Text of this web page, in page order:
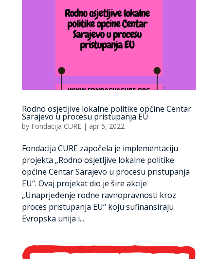
Rodno osjetljive lokalne politike općine Centar
Sarajevo u procesu pristupanja EU
by Fondacija CURE| apr 5, 2022
Fondacija CURE započela je implementaciju
projekta „Rodno osjetljive lokalne politike
općine Centar Sarajevo u procesu pristupanja
EU“. Ovaj projekat dio je šire akcije
„Unaprjeđenje rodne ravnopravnosti kroz
proces pristupanja EU“ koju sufinansiraju
Evropska unija i...